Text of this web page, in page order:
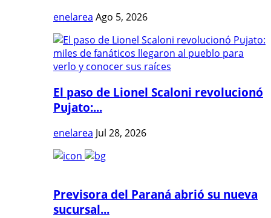
enelarea Ago 5, 2026
El paso de Lionel Scaloni revolucionó
Pujato:...
enelarea Jul 28, 2026
Previsora del Paraná abrió su nueva
sucursal...